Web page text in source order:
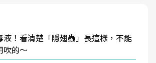
液！看清楚「隱翅蟲」長這樣，不能
吹的～